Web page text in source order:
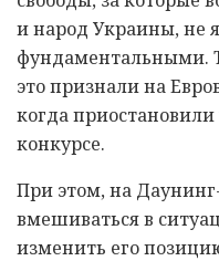
и народ Украины, не
фундаментальными.
это признали на
когда
конкурсе.
При этом, на
вмешиваться в
изменить его